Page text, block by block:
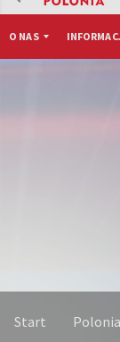
O NAS
Start